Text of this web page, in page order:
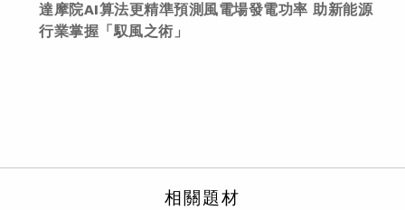
達摩院AI算法更精準預測風電場發電功率 助新能源
行業掌握「馭風之術」
相關題材